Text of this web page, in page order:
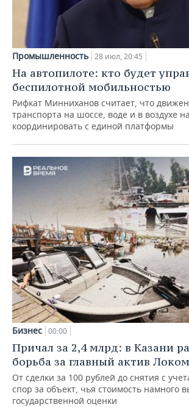
Промышленность 28 июл, 20:45
На автопилоте: кто будет
беспилотной мобильностью
Рифкат Минниханов считает, что
транспорта на шоссе, воде и в воздухе
координировать с единой платформы
Бизнес 00:00
Причал за 2,4 млрд: в Казани
борьба за главный актив
От сделки за 100 рублей до снятия с
спор за объект, чья стоимость намного
государственной оценки